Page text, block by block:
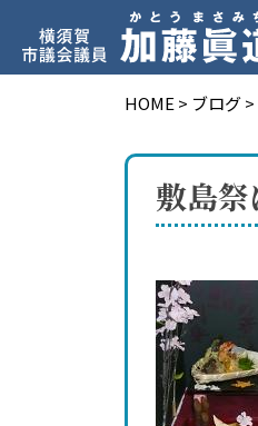
HOME > ブログ>
敷島祭